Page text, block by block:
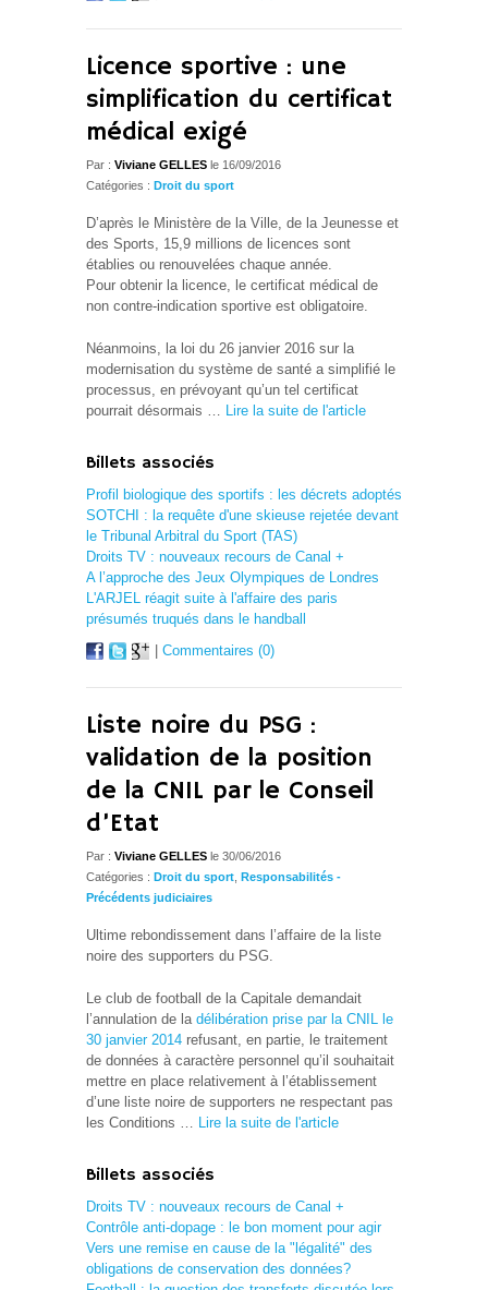
Licence sportive : une
simplification du certificat
médical exigé
Par : Viviane GELLES le 16/09/2016
Catégories : Droit du sport
D’après le Ministère de la Ville, de la Jeunesse et
des Sports, 15,9 millions de licences sont
établies ou renouvelées chaque année.
Pour obtenir la licence, le certificat médical de
non contre-indication sportive est obligatoire.
Néanmoins, la loi du 26 janvier 2016 sur la
modernisation du système de santé a simplifié le
processus, en prévoyant qu’un tel certificat
pourrait désormais … Lire la suite de l'article
Billets associés
Profil biologique des sportifs : les décrets adoptés
SOTCHI : la requête d'une skieuse rejetée devant
le Tribunal Arbitral du Sport (TAS)
Droits TV : nouveaux recours de Canal +
A l’approche des Jeux Olympiques de Londres
L'ARJEL réagit suite à l'affaire des paris
présumés truqués dans le handball
Commentaires (0)
Liste noire du PSG :
validation de la position
de la CNIL par le Conseil
d’Etat
Par : Viviane GELLES le 30/06/2016
Catégories : Droit du sport Responsabilités -
Précédents judiciaires
Ultime rebondissement dans l’affaire de la liste
noire des supporters du PSG.
Le club de football de la Capitale demandait
l’annulation de la délibération prise par la CNIL le
30 janvier 2014 refusant, en partie, le traitement
de données à caractère personnel qu’il souhaitait
mettre en place relativement à l’établissement
d’une liste noire de supporters ne respectant pas
les Conditions … Lire la suite de l'article
Billets associés
Droits TV : nouveaux recours de Canal +
Contrôle anti-dopage : le bon moment pour agir
Vers une remise en cause de la "légalité" des
obligations de conservation des données?